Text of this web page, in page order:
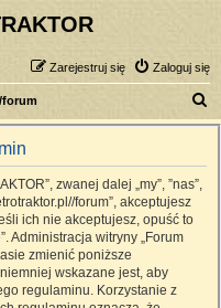
Zaloguj się
Zarejestruj się
z
zwanej dalej „my”, ”nas”,
forum”, akceptujesz
ich nie akceptujesz, opuść to
Administracja witryny „Forum
zmienić poniższe
wskazane jest, aby
regulaminu. Korzystanie z